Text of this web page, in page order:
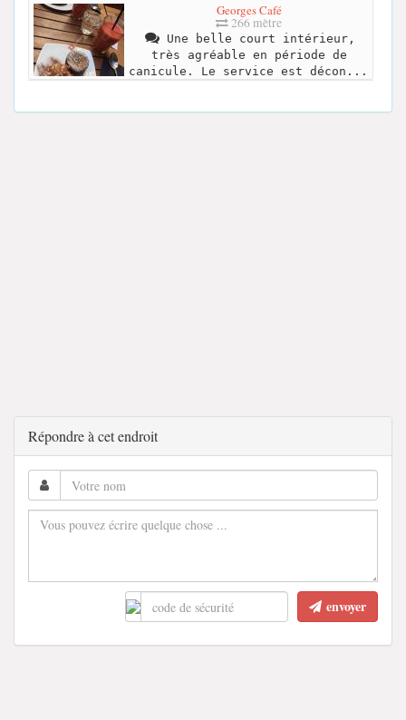
Georges Café
266 mètre
Une belle court intérieur,
très agréable en période de
canicule. Le service est décon...
Répondre à cet endroit
envoyer